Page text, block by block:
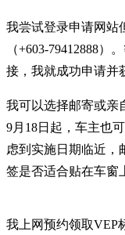
我尝试登录申请网站
（+603-79412888）
接，我就成功申请并
我可以选择邮寄或亲
9月18日起，车主也
虑到实施日期临近，
签是否适合贴在车窗
我上网预约领取VEP